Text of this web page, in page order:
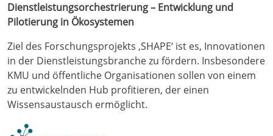
Dienstleistungsorchestrierung – Entwicklung und
Pilotierung in Ökosystemen
Ziel des Forschungsprojekts ‚SHAPE‘ ist es, Innovationen
in der Dienstleistungsbranche zu fördern. Insbesondere
KMU und öffentliche Organisationen sollen von einem
zu entwickelnden Hub profitieren, der einen
Wissensaustausch ermöglicht.